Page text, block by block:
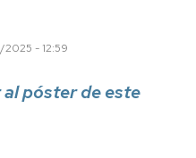
- 12:59
póster de este